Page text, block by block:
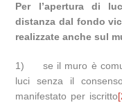
Per l’apertura di
distanza dal fondo
realizzate anche sul
1) se il muro è
luci senza il
manifestato per iscritto